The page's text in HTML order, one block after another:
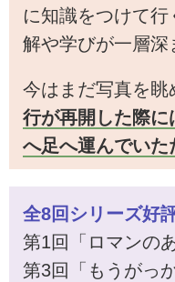
に知識をつけて
解や学びが一層深
今はまだ写真を眺
行が再開した際
へ足へ運んでいた
全8回シリーズ好
第1回「ロマンの
第3回「もうがっ